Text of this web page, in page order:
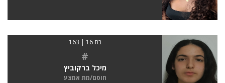
בת 16 | 163
#
מיכל ברקוביץ
חוסם/מת אמצע